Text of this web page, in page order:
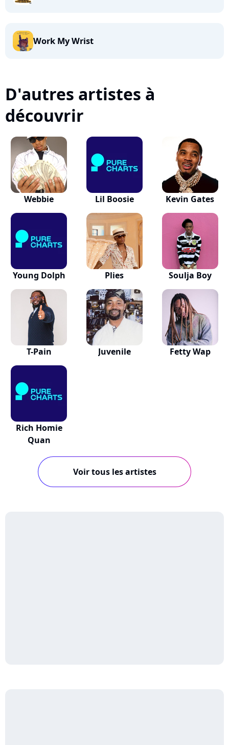
Work My Wrist
D'autres artistes à
découvrir
Webbie Lil Boosie Kevin Gates
Young Dolph Plies Soulja Boy
T-Pain Juvenile Fetty Wap
Rich Homie
Quan
Voir tous les artistes